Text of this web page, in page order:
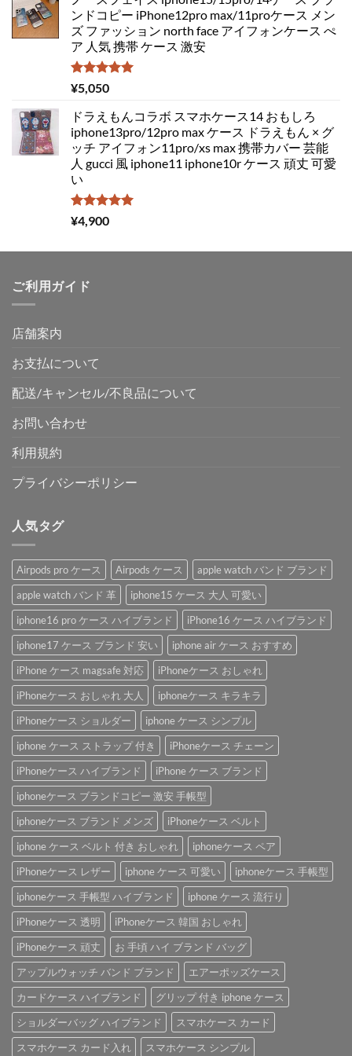
ンドコピー iPhone12pro max/11proケース メン
ズ ファッション north face アイフォンケース ぺ
ア 人気 携帯 ケース 激安
5段階中
5.00
¥5,050
ドラえもんコラボ スマホケース14 おもしろ
iphone13pro/12pro max ケース ドラえもん × グ
ッチ アイフォン11pro/xs max 携帯カバー 芸能
人 gucci 風 iphone11 iphone10r ケース 頑丈 可愛
い
5段階中
5.00
¥4,900
ご利用ガイド
店舗案内
お支払について
配送/キャンセル/不良品について
お問い合わせ
利用規約
プライバシーポリシー
人気タグ
Airpods pro ケース Airpods ケース
apple watch バンド ブランド
apple watch バンド 革
iphone15 ケース 大人 可愛い
iphone16 pro ケース ハイブランド
iPhone16 ケース ハイブランド
iphone17 ケース ブランド 安い
iphone air ケース おすすめ
iPhone ケース magsafe 対応
iPhoneケース おしゃれ
iPhoneケース おしゃれ 大人
iphoneケース キラキラ
iPhoneケース ショルダー
iphone ケース シンプル
iphone ケース ストラップ 付き
iPhoneケース チェーン
iPhoneケース ハイブランド
iPhone ケース ブランド
iphoneケース ブランドコピー 激安 手帳型
iphoneケース ブランド メンズ
iPhoneケース ベルト
iphone ケース ベルト 付き おしゃれ
iphoneケース ペア
iPhoneケース レザー
iphone ケース 可愛い
iphoneケース 手帳型
iphoneケース 手帳型 ハイブランド
iphone ケース 流行り
iPhoneケース 透明
iPhoneケース 韓国 おしゃれ
iPhoneケース 頑丈
お 手頃 ハイ ブランド バッグ
アップルウォッチ バンド ブランド
エアーポッズケース
カードケース ハイブランド
グリップ 付き iphone ケース
ショルダーバッグ ハイブランド
スマホケース カード
スマホケース カード入れ
スマホケース シンプル